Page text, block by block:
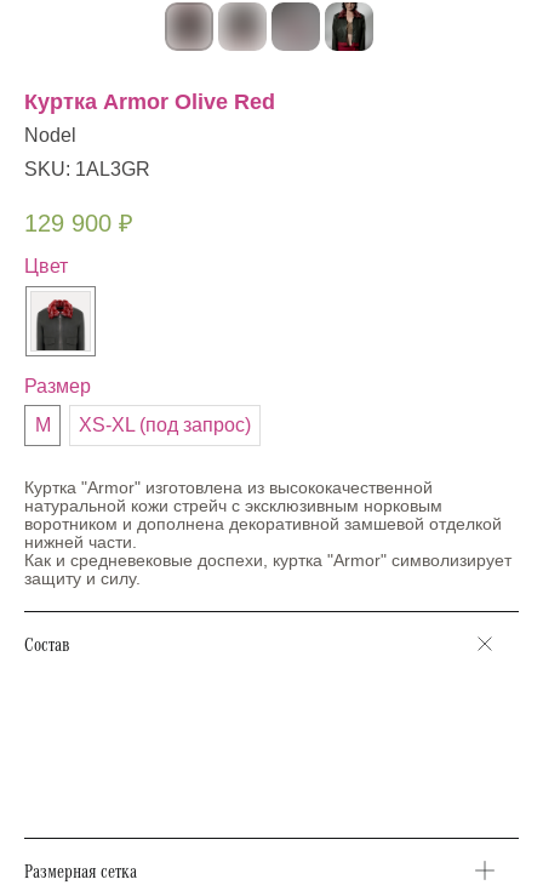
Куртка Armor​ Olive Red
Nodel
SKU: 1AL3GR
129 900 ₽
Цвет
Размер
M
XS-XL (под запрос)
Куртка "Armor" изготовлена из высококачественной
натуральной кожи стрейч с эксклюзивным норковым
воротником и дополнена декоративной замшевой отделкой
нижней части.
Как и средневековые доспехи, куртка "Armor" символизирует
защиту и силу.
Состав
Размерная сетка